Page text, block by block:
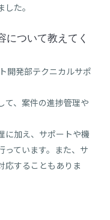
た。
について教えてく
開発部テクニカルサポ
て、案件の進捗管理や
に加え、サポートや機
っています。また、サ
応することもありま